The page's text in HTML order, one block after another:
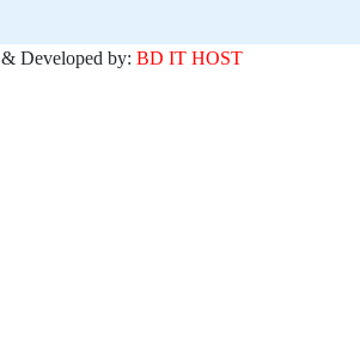
Developed by: BD IT HOST